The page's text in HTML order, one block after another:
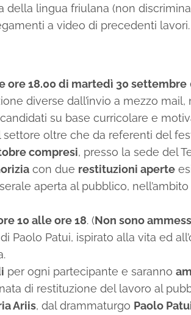
lingua friulana (non
a video di precedenti lavori.
ore 18.00 di martedì 30 settembre
diverse dall’invio a mezzo
su base curricolare e
oltre che da referenti del
compresi, presso la sede del
con due restituzioni aperte
aperta al pubblico,
10 alle ore 18. (Non sono
Paolo Patui, ispirato alla vita ed
per ogni partecipante e saranno
di restituzione del lavoro al
Ariis, dal drammaturgo Paolo